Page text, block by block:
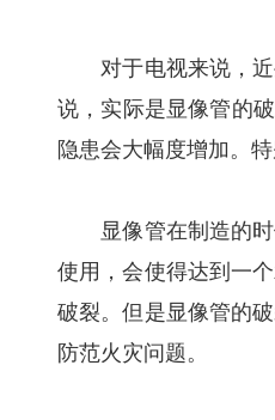
对于电视来说，近
说，实际是显像管的
隐患会大幅度增加。
显像管在制造的时
使用，会使得达到一
破裂。但是显像管的
防范火灾问题。